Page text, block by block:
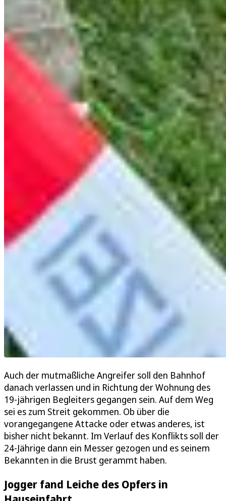
Auch der mutmaßliche Angreifer soll den Bahnhof
danach verlassen und in Richtung der Wohnung des
19-jährigen Begleiters gegangen sein. Auf dem Weg
sei es zum Streit gekommen. Ob über die
vorangegangene Attacke oder etwas anderes, ist
bisher nicht bekannt. Im Verlauf des Konflikts soll der
24-Jährige dann ein Messer gezogen und es seinem
Bekannten in die Brust gerammt haben.
Jogger fand Leiche des Opfers in